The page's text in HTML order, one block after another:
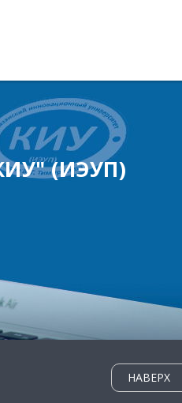
(ИЭУП)
НАВЕРХ